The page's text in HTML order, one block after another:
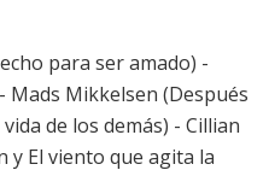
para ser amado) -
Mads Mikkelsen (Después
vida de los demás) - Cillian
y El viento que agita la